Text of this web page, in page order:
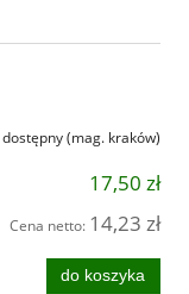
dostępny (mag. kraków)
17,50 zł
Cena netto: 14,23 zł
do koszyka